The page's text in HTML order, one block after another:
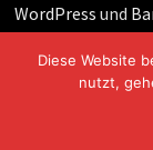
WordPress und
Diese Website
nutzt,